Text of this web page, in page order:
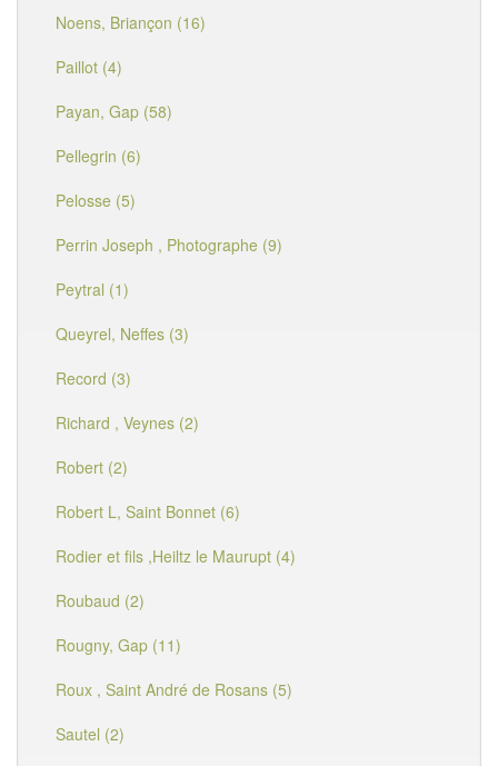
Noens, Briançon (16)
Paillot (4)
Payan, Gap (58)
Pellegrin (6)
Pelosse (5)
Perrin Joseph , Photographe (9)
Peytral (1)
Queyrel, Neffes (3)
Record (3)
Richard , Veynes (2)
Robert (2)
Robert L, Saint Bonnet (6)
Rodier et fils ,Heiltz le Maurupt (4)
Roubaud (2)
Rougny, Gap (11)
Roux , Saint André de Rosans (5)
Sautel (2)